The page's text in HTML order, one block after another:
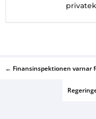
← Finansinspektionen varnar